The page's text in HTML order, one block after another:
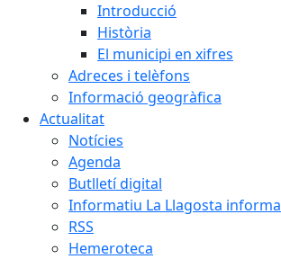
Introducció
Història
El municipi en xifres
Adreces i telèfons
Informació geogràfica
Actualitat
Notícies
Agenda
Butlletí digital
Informatiu La Llagosta informa
RSS
Hemeroteca